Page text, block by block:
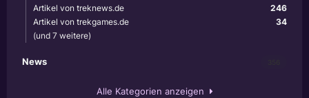
246
Artikel von treknews.de
34
Artikel von trekgames.de
(und 7 weitere)
News
Alle Kategorien anzeigen